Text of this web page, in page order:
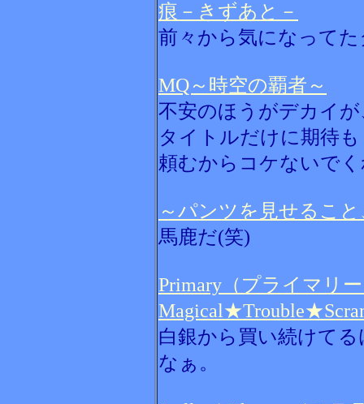
痕－きずあと－
前々から気になって
MQ～時空の覇者～
不安のほうがデカイ
タイトルだけに期待
頼むからコケないで
～パンツを見せるこ
馬鹿だ(笑)
Primary（プライマリ
白銀から買い続けて
なぁ。